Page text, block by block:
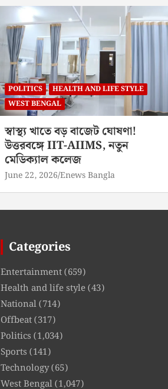
POLITICS
HEALTH AND LIFE STYLE
WEST BENGAL
স্বাস্থ্য খাতে বড় বাজেট ঘোষণা!
উত্তরবঙ্গে IIT-AIIMS, নতুন
মেডিক্যাল কলেজ
June 22, 2026 Enews Bangla
Categories
Entertainment(659)
Health and life style(43)
National(714)
Offbeat(317)
Politics (1,034)
Sports (141)
Technology(65)
West Bengal(1,047)